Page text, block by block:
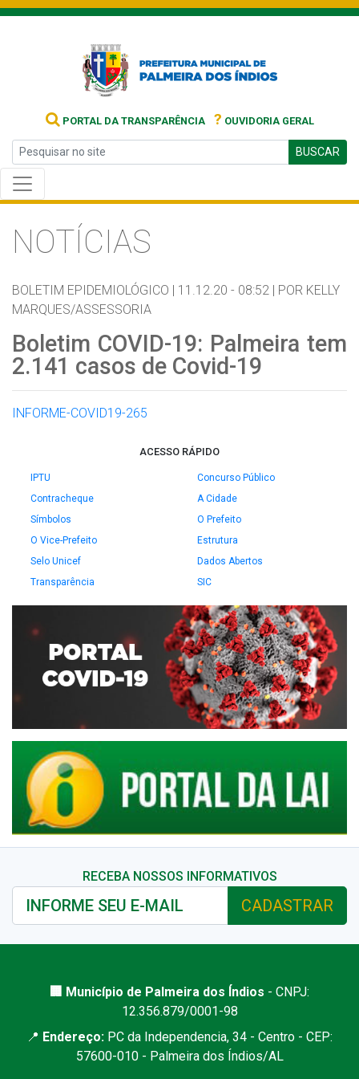
PORTAL DA TRANSPARÊNCIA ? OUVIDORIA GERAL
BUSCAR
NOTÍCIAS
BOLETIM EPIDEMIOLÓGICO | 11.12.20 - 08:52 | POR KELLY
MARQUES/ASSESSORIA
Boletim COVID-19: Palmeira tem
2.141 casos de Covid-19
INFORME-COVID19-265
ACESSO RÁPIDO
IPTU
Concurso Público
Contracheque
A Cidade
Símbolos
O Prefeito
O Vice-Prefeito
Estrutura
Selo Unicef
Dados Abertos
Transparência
SIC
RECEBA NOSSOS INFORMATIVOS
CADASTRAR
🏢 Município de Palmeira dos Índios - CNPJ:
12.356.879/0001-98
📍 Endereço: PC da Independencia, 34 - Centro - CEP:
57600-010 - Palmeira dos Índios/AL